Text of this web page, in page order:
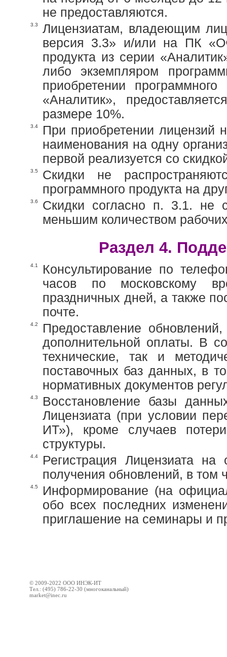
не предоставляются.
3.3
Лицензиатам, владеющим
версия 3.3» и/или на ПК
продукта из серии
либо экземпляром
приобретении
«Аналитик»,
размере 10%.
3.4
При приобретении лицензий
наименования на одну
первой реализуется со
3.5
Скидки не
программного продукта на
3.6
Скидки согласно п. 3.1. не
меньшим количеством
Раздел 4.
4.1
Консультирование по
часов по московскому
праздничных дней, а также
почте.
4.2
Предоставление
дополнительной оплаты. В
технические, так и
поставочных баз данных, в
нормативных документов
4.3
Восстановление базы
Лицензиата (при условии
ИТ»), кроме случаев
структуры.
4.4
Регистрация Лицензиата
получения обновлений, в том
4.5
Информирование (на
обо всех последних
приглашение на семинары и
© 2009-2022 ООО ИНЭК-ИТ
Тел.: (495) 786-22-30 (многоканальный)
market@inec.ru